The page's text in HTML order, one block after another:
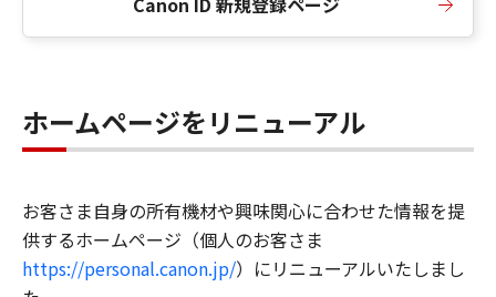
ホームページをリニューアル
お客さま自身の所有機材や興味関心に合わせた情報を提
供するホームページ（個人のお客さま
https://personal.canon.jp/）にリニューアルいたしまし